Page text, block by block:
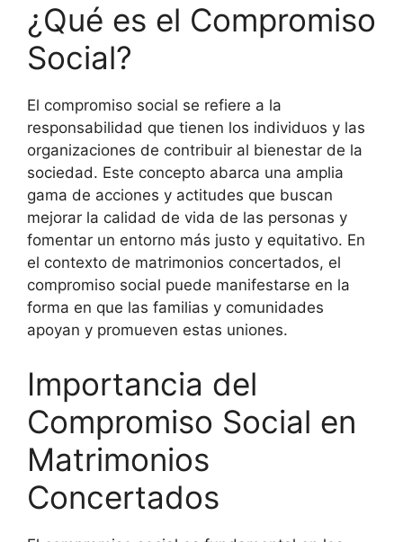
¿Qué es el Compromiso
Social?
El compromiso social se refiere a la
responsabilidad que tienen los individuos y las
organizaciones de contribuir al bienestar de la
sociedad. Este concepto abarca una amplia
gama de acciones y actitudes que buscan
mejorar la calidad de vida de las personas y
fomentar un entorno más justo y equitativo. En
el contexto de matrimonios concertados, el
compromiso social puede manifestarse en la
forma en que las familias y comunidades
apoyan y promueven estas uniones.
Importancia del
Compromiso Social en
Matrimonios
Concertados